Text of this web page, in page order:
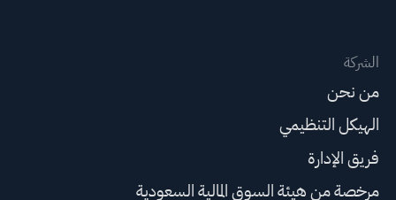
الشركة
من نحن
الهيكل التنظيمي
فريق الإدارة
مرخصة من هيئة السوق المالية السعودية